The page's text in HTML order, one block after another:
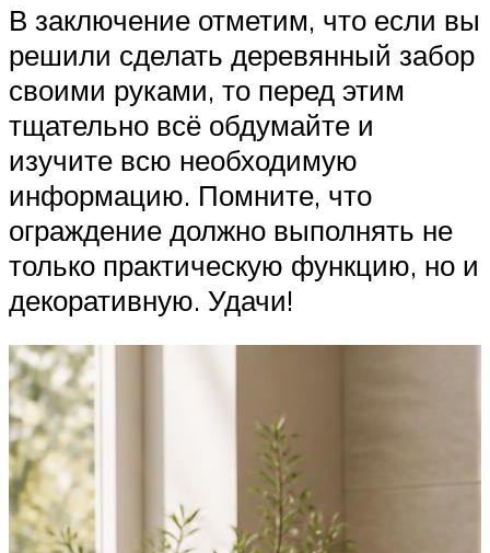
В заключение отметим, что если вы
решили сделать деревянный забор
своими руками, то перед этим
тщательно всё обдумайте и
изучите всю необходимую
информацию. Помните, что
ограждение должно выполнять не
только практическую функцию, но и
декоративную. Удачи!